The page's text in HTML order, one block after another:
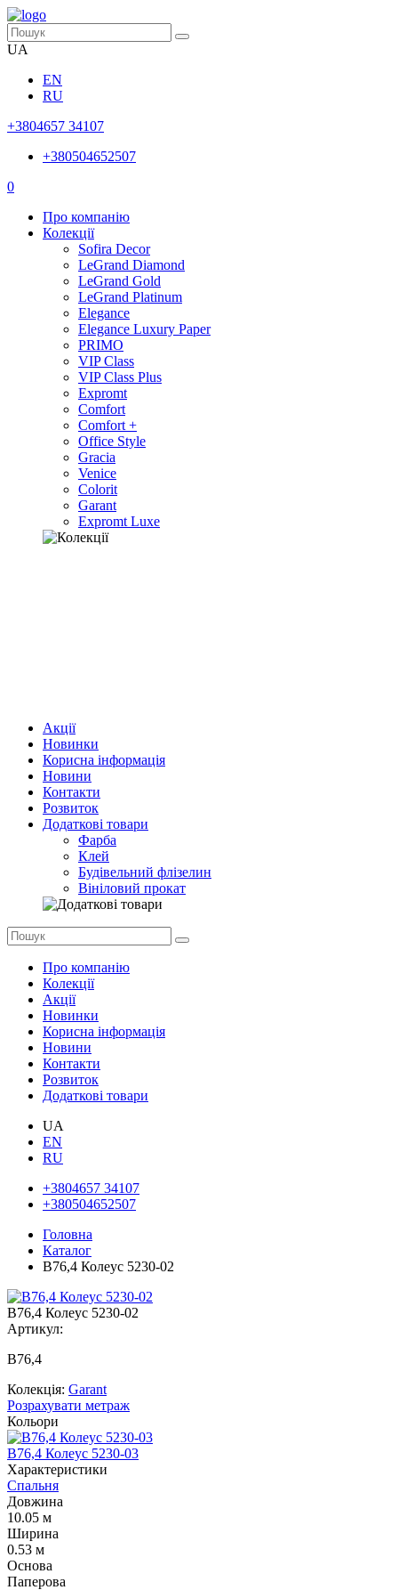
UA
EN
RU
+3804657 34107
+380504652507
0
Про компанію
Колекції
Sofira Decor
LeGrand Diamond
LeGrand Gold
LeGrand Platinum
Elegance
Elegance Luxury Paper
PRIMO
VIP Class
VIP Class Plus
Expromt
Comfort
Comfort +
Office Style
Gracia
Venice
Colorit
Garant
Expromt Luxe
Акції
Новинки
Корисна інформація
Новини
Контакти
Розвиток
Додаткові товари
Фарба
Клей
Будівельний флізелин
Вініловий прокат
Про компанію
Колекції
Акції
Новинки
Корисна інформація
Новини
Контакти
Розвиток
Додаткові товари
UA
EN
RU
+3804657 34107
+380504652507
Головна
Каталог
В76,4 Колеус 5230-02
В76,4 Колеус 5230-02
Артикул:
В76,4
Колекція: Garant
Розрахувати метраж
Кольори
В76,4 Колеус 5230-03
Характеристики
Спальня
Довжина
10.05 м
Ширина
0.53 м
Основа
Паперова